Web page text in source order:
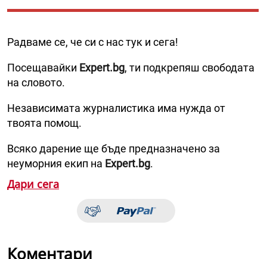
Радваме се, че си с нас тук и сега!
Посещавайки Expert.bg, ти подкрепяш свободата
на словото.
Независимата журналистика има нужда от
твоята помощ.
Всяко дарение ще бъде предназначено за
неуморния екип на Expert.bg.
Дари сега
Коментари